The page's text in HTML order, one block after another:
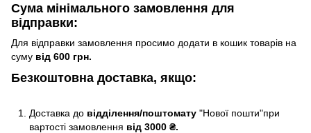
Сума мінімального замовлення для
відправки:
Для відправки замовлення просимо додати в кошик товарів на
суму від 600 грн.
Безкоштовна доставка, якщо:
Доставка до відділення/поштомату "Нової пошти"при
вартості замовлення від 3000 ₴.